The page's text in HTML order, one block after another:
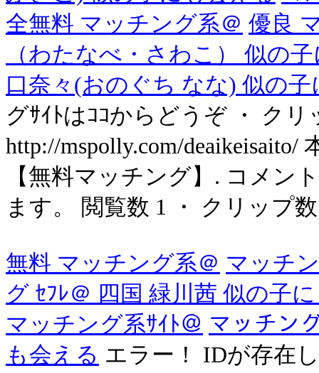
全無料 マッチング系＠ 優良
（わたなべ・さわこ） 似の
口奈々(おのぐち なな) 似の
グｻｲﾄはｺｺからどうぞ ・ クリ
http://mspolly.com/
【無料マッチング】. コメン
ます。 閲覧数 1 ・ クリップ
無料 マッチング系＠ マッチ
グ ｾﾌﾚ＠ 四国 緑川茜 似の子
マッチング系ｻｲﾄ＠ マッチン
も会える エラー！ IDが存在